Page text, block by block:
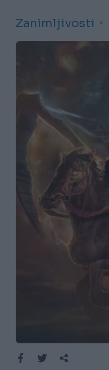
Zanimljivosti